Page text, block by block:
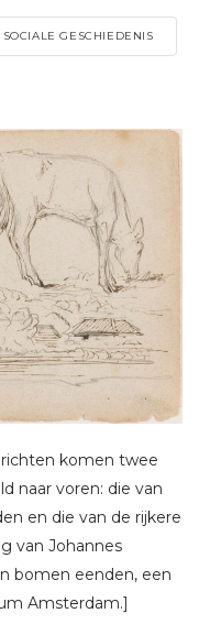
SOCIALE GESCHIEDENIS
komen twee
naar voren: die van
en die van de rijkere
van Johannes
bomen eenden, een
Amsterdam.]